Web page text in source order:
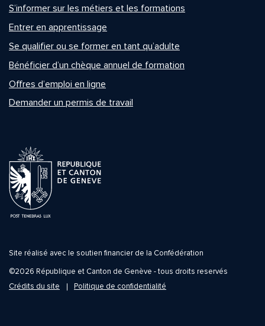
S’informer sur les métiers et les formations
Entrer en apprentissage
Se qualifier ou se former en tant qu’adulte
Bénéficier d’un chèque annuel de formation
Offres d’emploi en ligne
Demander un permis de travail
Site réalisé avec le soutien financier de la Confédération
©2026 République et Canton de Genève - tous droits reservés
Crédits du site
Politique de confidentialité